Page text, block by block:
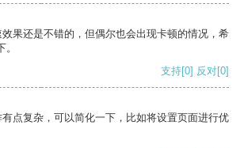
果还是不错的，但偶尔也会出现卡顿的情况，希
支持[0] 反对[0]
点复杂，可以简化一下，比如将设置页面进行优